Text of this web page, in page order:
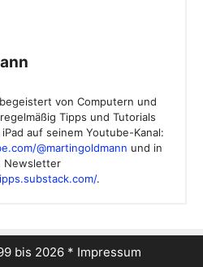
von Computern und
Tipps und Tutorials
auf seinem Youtube-Kanal:
@martingoldmann und in
Newsletter
.
bis 2026 * Impressum